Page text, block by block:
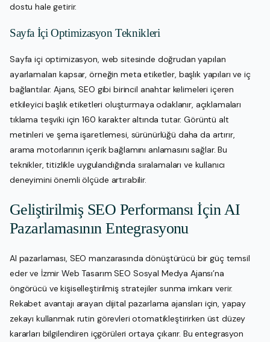
dostu hale getirir.
Sayfa İçi Optimizasyon Teknikleri
Sayfa içi optimizasyon, web sitesinde doğrudan yapılan
ayarlamaları kapsar, örneğin meta etiketler, başlık yapıları ve iç
bağlantılar. Ajans, SEO gibi birincil anahtar kelimeleri içeren
etkileyici başlık etiketleri oluşturmaya odaklanır, açıklamaları
tıklama teşviki için 160 karakter altında tutar. Görüntü alt
metinleri ve şema işaretlemesi, sürünürlüğü daha da artırır,
arama motorlarının içerik bağlamını anlamasını sağlar. Bu
teknikler, titizlikle uygulandığında sıralamaları ve kullanıcı
deneyimini önemli ölçüde artırabilir.
Geliştirilmiş SEO Performansı İçin AI
Pazarlamasının Entegrasyonu
AI pazarlaması, SEO manzarasında dönüştürücü bir güç temsil
eder ve İzmir Web Tasarım SEO Sosyal Medya Ajansı’na
öngörücü ve kişiselleştirilmiş stratejiler sunma imkanı verir.
Rekabet avantajı arayan dijital pazarlama ajansları için, yapay
zekayı kullanmak rutin görevleri otomatikleştirirken üst düzey
kararları bilgilendiren içgörüleri ortaya çıkarır. Bu entegrasyon